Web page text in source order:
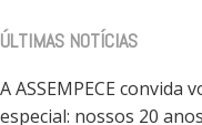
ÚLTIMAS NOTÍCIAS
A ASSEMPECE
especial: nossos 20